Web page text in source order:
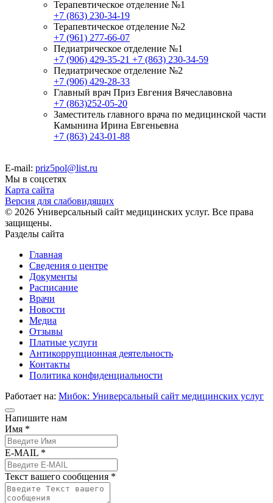
Терапевтическое отделение №1
+7 (863) 230-34-19
Терапевтическое отделение №2
+7 (961) 277-66-07
Педиатрическое отделение №1
+7 (906) 429-35-21 +7 (863) 230-34-59
Педиатрическое отделение №2
+7 (906) 429-28-33
Главный врач Приз Евгения Вячеславовна
+7 (863)252-05-20
Заместитель главного врача по медицинской части
Камынина Ирина Евгеньевна
+7 (863) 243-01-88
E-mail: priz5pol@list.ru
Мы в соцсетях
Карта сайта
Версия для слабовидящих
© 2026 Универсальный сайт медицинских услуг. Все права
защищены.
Разделы сайта
Главная
Сведения о центре
Документы
Расписание
Врачи
Новости
Медиа
Отзывы
Платные услуги
Антикоррупционная деятельность
Контакты
Политика конфиденциальности
Работает на: Мибок: Универсальный сайт медицинских услуг
Напишите нам
Имя *
E-MAIL *
Текст вашего сообщения *